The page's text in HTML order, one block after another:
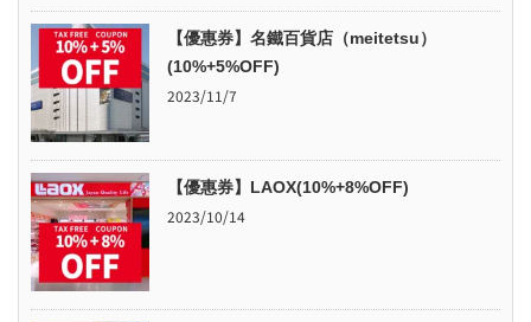
【優惠券】名鐵百貨店（meitetsu）
(10%+5%OFF)
2023/11/7
【優惠券】LAOX(10%+8%OFF)
2023/10/14